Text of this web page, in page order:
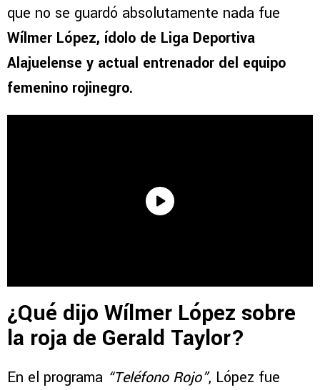
que no se guardó absolutamente nada fue
Wílmer López, ídolo de Liga Deportiva
Alajuelense y actual entrenador del equipo
femenino rojinegro.
¿Qué dijo Wílmer López sobre
la roja de Gerald Taylor?
En el programa “Teléfono Rojo”, López fue